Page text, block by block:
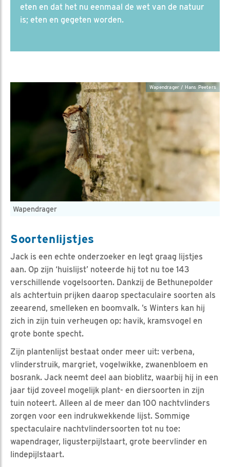
eten en dat het nu eenmaal de wet van de natuur
is; eten en gegeten worden.
Wapendrager
Wapendrager / Hans Peeters
Soortenlijstjes
Jack is een echte onderzoeker en legt graag lijstjes
aan. Op zijn ‘huislijst’ noteerde hij tot nu toe 143
verschillende vogelsoorten. Dankzij de Bethunepolder
als achtertuin prijken daarop spectaculaire soorten als
zeearend, smelleken en boomvalk. ’s Winters kan hij
zich in zijn tuin verheugen op: havik, kramsvogel en
grote bonte specht.
Zijn plantenlijst bestaat onder meer uit: verbena,
vlinderstruik, margriet, vogelwikke, zwanenbloem en
bosrank. Jack neemt deel aan bioblitz, waarbij hij in een
jaar tijd zoveel mogelijk plant- en diersoorten in zijn
tuin noteert. Alleen al de meer dan 100 nachtvlinders
zorgen voor een indrukwekkende lijst. Sommige
spectaculaire nachtvlindersoorten tot nu toe:
wapendrager, ligusterpijlstaart, grote beervlinder en
lindepijlstaart.